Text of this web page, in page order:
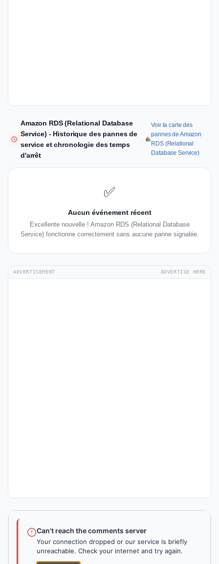
Amazon RDS (Relational Database
Service) - Historique des pannes de
service et chronologie des temps
d'arrêt
Voir la carte des
pannes de Amazon
RDS (Relational
Database Service)
✅
Aucun événement récent
Excellente nouvelle ! Amazon RDS (Relational Database
Service) fonctionne correctement sans aucune panne signalée.
ADVERTISEMENT ADVERTISE HERE
Can't reach the comments server
Your connection dropped or our service is briefly
unreachable. Check your internet and try again.